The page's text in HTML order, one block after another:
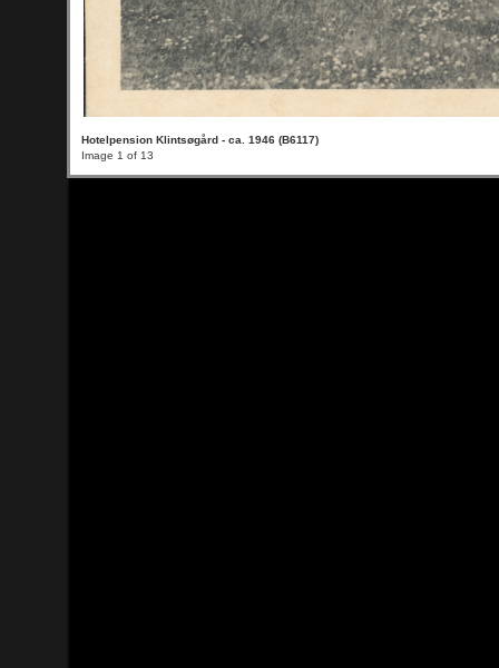
Hotelpension Klintsøgård - ca. 1946 (B6117)
Image 1 of 13